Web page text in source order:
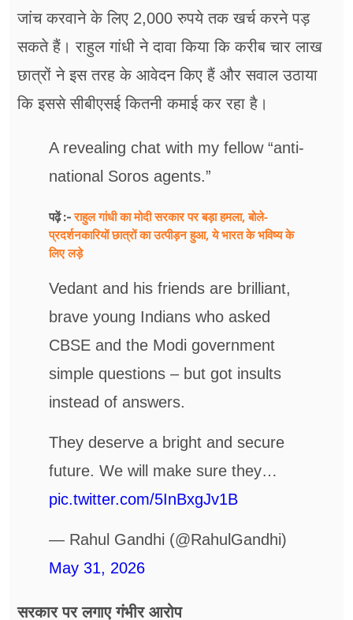
जांच करवाने के लिए 2,000 रुपये तक खर्च करने पड़
सकते हैं। राहुल गांधी ने दावा किया कि करीब चार लाख
छात्रों ने इस तरह के आवेदन किए हैं और सवाल उठाया
कि इससे सीबीएसई कितनी कमाई कर रहा है।
A revealing chat with my fellow “anti-
national Soros agents.”
पढ़ें :-राहुल गांधी का मोदी सरकार पर बड़ा हमला, बोले-
प्रदर्शनकारियों छात्रों का उत्पीड़न हुआ, ये भारत के भविष्य के
लिए लड़े
Vedant and his friends are brilliant,
brave young Indians who asked
CBSE and the Modi government
simple questions – but got insults
instead of answers.
They deserve a bright and secure
future. We will make sure they…
pic.twitter.com/5InBxgJv1B
— Rahul Gandhi (@RahulGandhi)
May 31, 2026
सरकार पर लगाए गंभीर आरोप